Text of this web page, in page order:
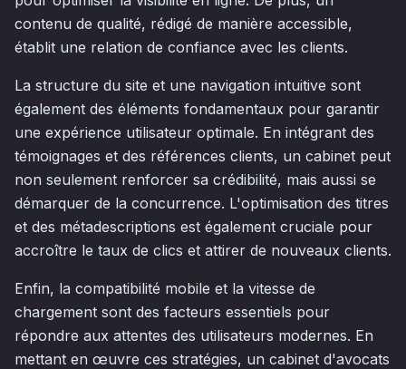
contenu de qualité, rédigé de manière accessible,
établit une relation de confiance avec les clients.
La structure du site et une navigation intuitive sont
également des éléments fondamentaux pour garantir
une expérience utilisateur optimale. En intégrant des
témoignages et des références clients, un cabinet peut
non seulement renforcer sa crédibilité, mais aussi se
démarquer de la concurrence. L'optimisation des titres
et des métadescriptions est également cruciale pour
accroître le taux de clics et attirer de nouveaux clients.
Enfin, la compatibilité mobile et la vitesse de
chargement sont des facteurs essentiels pour
répondre aux attentes des utilisateurs modernes. En
mettant en œuvre ces stratégies, un cabinet d'avocats